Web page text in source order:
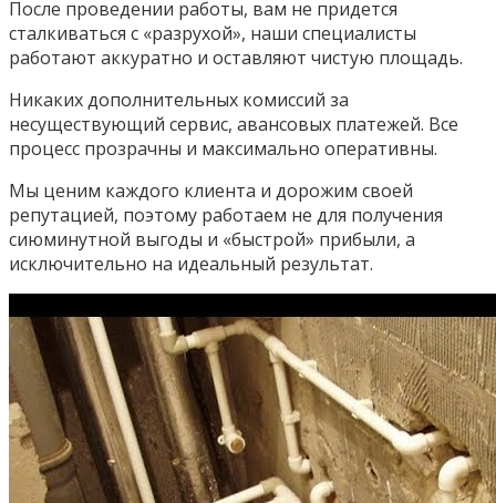
После проведении работы, вам не придется
сталкиваться с «разрухой», наши специалисты
работают аккуратно и оставляют чистую площадь.
Никаких дополнительных комиссий за
несуществующий сервис, авансовых платежей. Все
процесс прозрачны и максимально оперативны.
Мы ценим каждого клиента и дорожим своей
репутацией, поэтому работаем не для получения
сиюминутной выгоды и «быстрой» прибыли, а
исключительно на идеальный результат.